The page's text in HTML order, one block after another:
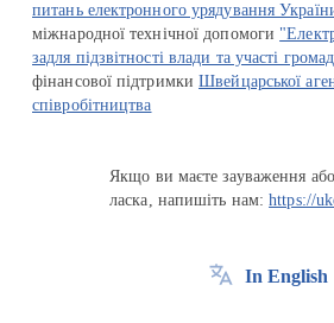
питань електронного урядування
міжнародної технічної допомоги
задля підзвітності влади та участі
фінансової підтримкиШвейцарської
співробітництва
Якщо ви маєте зауваження
ласка, напишіть нам:https://
In English